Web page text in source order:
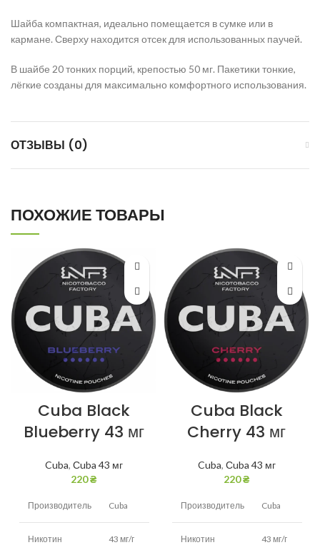
Шайба компактная, идеально помещается в сумке или в
кармане. Сверху находится отсек для использованных паучей.
В шайбе 20 тонких порций, крепостью 50 мг. Пакетики тонкие,
лёгкие созданы для максимально комфортного использования.
ОТЗЫВЫ (0)
ПОХОЖИЕ ТОВАРЫ
Cuba Black
Blueberry 43 мг
Cuba, Сuba 43 мг
220₴
Производитель Cuba
Никотин 43 мг/г
Cuba Black
Cherry 43 мг
Cuba, Сuba 43 мг
220₴
Производитель Cuba
Никотин 43 мг/г